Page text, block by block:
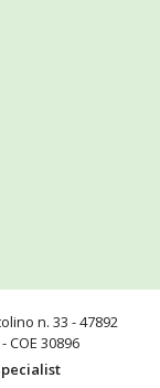
n. 33 - 47892
30896